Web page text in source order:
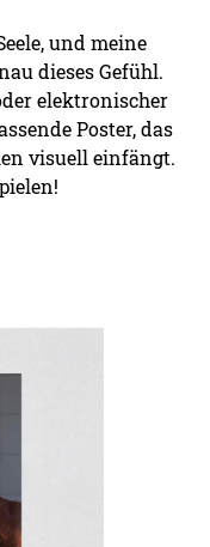
und meine
dieses Gefühl.
elektronischer
Poster, das
visuell einfängt.